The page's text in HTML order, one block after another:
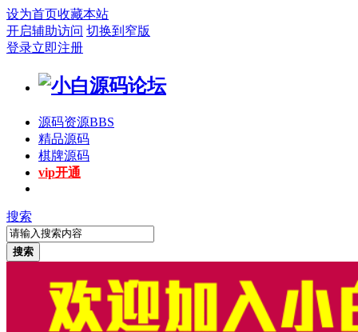
设为首页收藏本站
开启辅助访问 切换到窄版
登录立即注册
源码资源BBS
精品源码
棋牌源码
vip开通
搜索
搜索